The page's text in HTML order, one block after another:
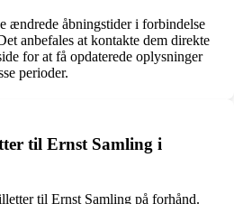
ændrede åbningstider i forbindelse
anbefales at kontakte dem direkte
for at få opdaterede oplysninger
perioder.
til Ernst Samling i
til Ernst Samling på forhånd.